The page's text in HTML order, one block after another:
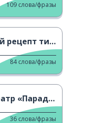
109 слова/фразы
тирамису
84 слова/фразы
- сцена
36 слова/фразы